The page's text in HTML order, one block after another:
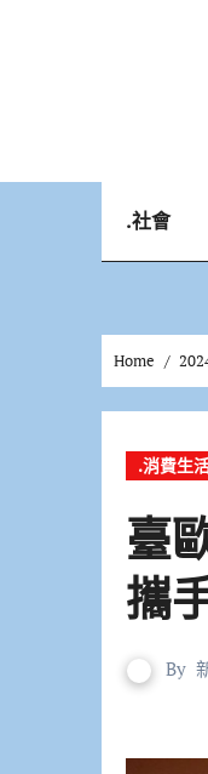
.社會
Home
.消費生
臺
攜
By